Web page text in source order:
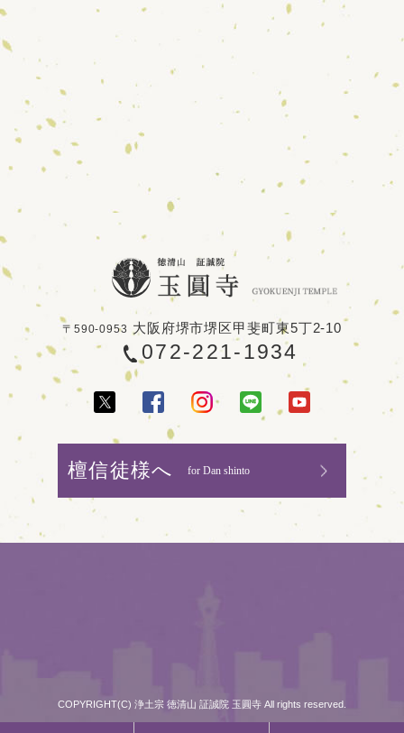
〒590-0953 大阪府堺市堺区甲斐町東5丁2-10
072-221-1934
檀信徒様へ for Dan shinto
COPYRIGHT(C) 浄土宗 徳清山 証誠院 玉圓寺 All rights reserved.